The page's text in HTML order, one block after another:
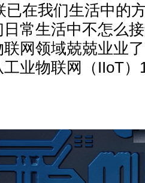
在我们生活中的
常生活中不怎么
网领域兢兢业业
业物联网（IIoT）